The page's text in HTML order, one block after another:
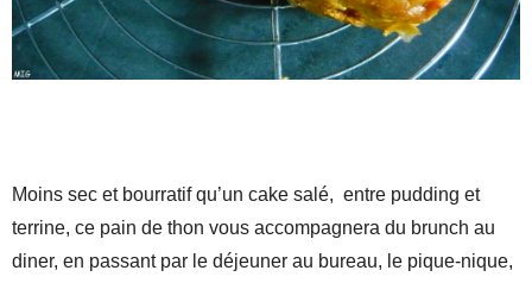
Moins sec et bourratif qu’un cake salé, entre pudding et
terrine, ce pain de thon vous accompagnera du brunch au
diner, en passant par le déjeuner au bureau, le pique-nique,